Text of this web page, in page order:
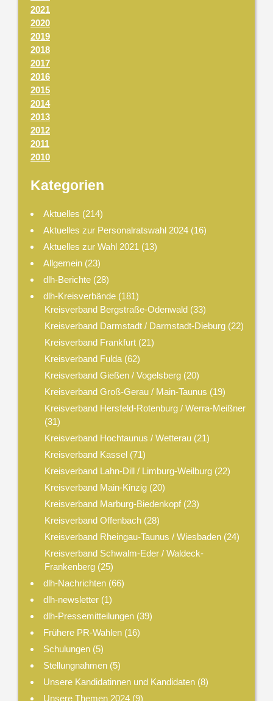
2021
2020
2019
2018
2017
2016
2015
2014
2013
2012
2011
2010
Kategorien
Aktuelles (214)
Aktuelles zur Personalratswahl 2024 (16)
Aktuelles zur Wahl 2021 (13)
Allgemein (23)
dlh-Berichte (28)
dlh-Kreisverbände (181)
Kreisverband Bergstraße-Odenwald(33)
Kreisverband Darmstadt / Darmstadt-Dieburg(22)
Kreisverband Frankfurt(21)
Kreisverband Fulda(62)
Kreisverband Gießen / Vogelsberg(20)
Kreisverband Groß-Gerau / Main-Taunus (19)
Kreisverband Hersfeld-Rotenburg / Werra-Meißner
(31)
Kreisverband Hochtaunus / Wetterau(21)
Kreisverband Kassel(71)
Kreisverband Lahn-Dill / Limburg-Weilburg(22)
Kreisverband Main-Kinzig(20)
Kreisverband Marburg-Biedenkopf(23)
Kreisverband Offenbach(28)
Kreisverband Rheingau-Taunus / Wiesbaden(24)
Kreisverband Schwalm-Eder / Waldeck-
Frankenberg(25)
dlh-Nachrichten (66)
dlh-newsletter (1)
dlh-Pressemitteilungen (39)
Frühere PR-Wahlen (16)
Schulungen (5)
Stellungnahmen (5)
Unsere Kandidatinnen und Kandidaten (8)
Unsere Themen 2024 (9)